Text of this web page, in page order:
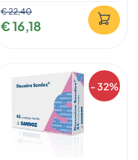
€ 22,40
€ 16,18
- 32%